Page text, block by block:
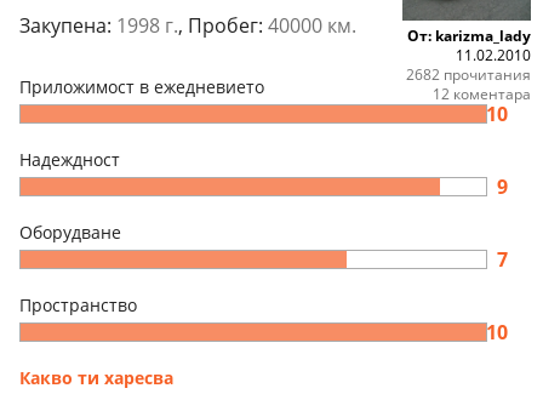
Закупена: 1998 г., Пробег: 40000 км.
Приложимост в ежедневието
10
Надеждност
9
Оборудване
7
Пространство
10
Какво ти харесва
От: karizma_lady
11.02.2010
2682 прочитания
12 коментара